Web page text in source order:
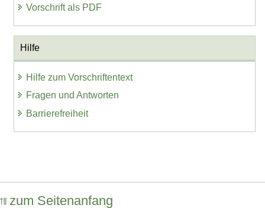
Vorschrift als PDF
Hilfe
Hilfe zum Vorschriftentext
Fragen und Antworten
Barrierefreiheit
zum Seitenanfang